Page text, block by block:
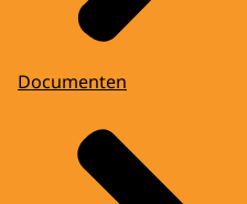
Documenten